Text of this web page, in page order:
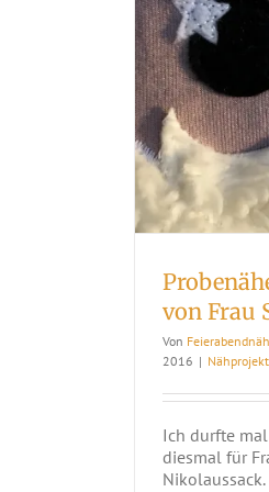
von Frau
Von
2016 |
Ich durfte
diesmal für